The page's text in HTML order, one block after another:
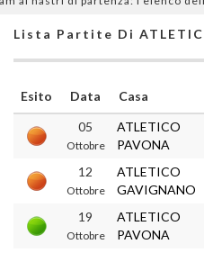
Lista Partite Di
Esito Data Casa
05
Ottobre
ATLETICO
PAVONA
12
Ottobre
ATLETICO
GAVIGNANO
19
Ottobre
ATLETICO
PAVONA